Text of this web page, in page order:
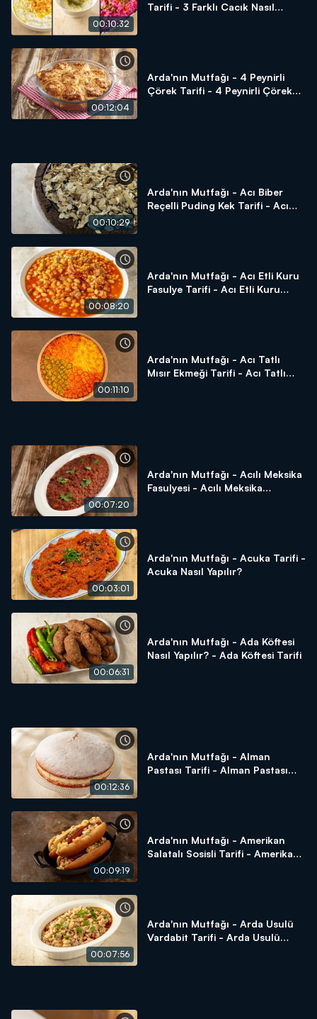
1 çay kaşığı tarçın
1 tutam tuz
1 su bardağı damla çikolata
Arda'nın Mutfağı'nda neler mi var? Mevsiminde ürünler,
ustasından lezzetler ve tabii ki Arda'nın dokunuşları!
Arda'nın Mutfağı hayatınıza, mutfağınıza lezzet katmaya
devam ediyor!
00:10:32
Tarifi - 3 Farklı Cacık Nasıl
00:12:04
Arda'nın Mutfağı - 4 Peynirli
Çörek Tarifi - 4 Peynirli Çörek
00:10:29
Arda'nın Mutfağı - Acı Biber
Reçelli Puding Kek Tarifi - Acı
00:08:20
Arda'nın Mutfağı - Acı Etli Kuru
Fasulye Tarifi - Acı Etli Kuru
00:11:10
Arda'nın Mutfağı - Acı Tatlı
Mısır Ekmeği Tarifi - Acı Tatlı
00:07:20
Arda'nın Mutfağı - Acılı Meksika
Fasulyesi - Acılı Meksika
00:03:01
Arda'nın Mutfağı - Acuka Tarifi -
Acuka Nasıl Yapılır?
00:06:31
Arda'nın Mutfağı - Ada Köftesi
Nasıl Yapılır? - Ada Köftesi Tarifi
00:12:36
Arda'nın Mutfağı - Alman
Pastası Tarifi - Alman Pastası
00:09:19
Arda'nın Mutfağı - Amerikan
Salatalı Sosisli Tarifi - Amerikan
00:07:56
Arda'nın Mutfağı - Arda Usulü
Vardabit Tarifi - Arda Usulü